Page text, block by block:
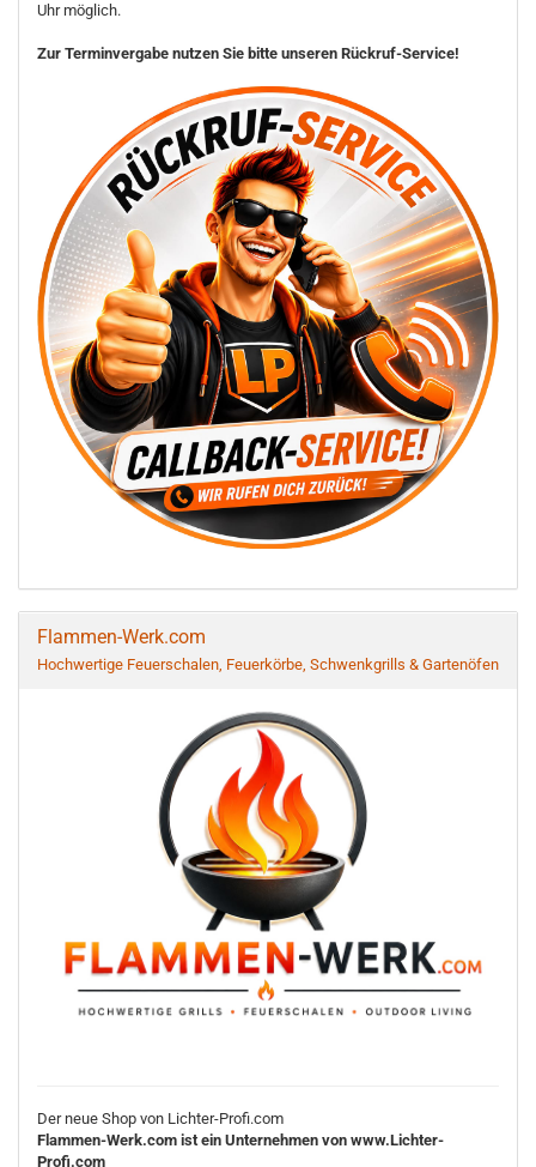
Uhr möglich.
Zur Terminvergabe nutzen Sie bitte unseren Rückruf-Service!
Flammen-Werk.com
Hochwertige Feuerschalen, Feuerkörbe, Schwenkgrills & Gartenöfen
Der neue Shop von Lichter-Profi.com
Flammen-Werk.com ist ein Unternehmen von www.Lichter-
Profi.com